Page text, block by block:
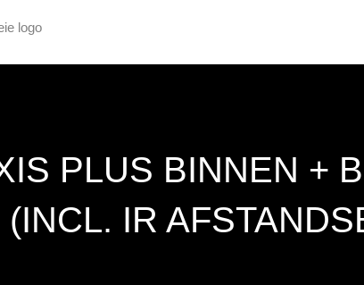
PLUS BINNEN +
(INCL. IR